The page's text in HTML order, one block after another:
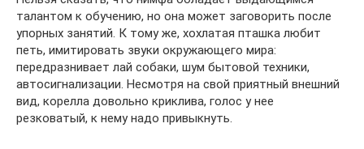
талантом к обучению, но она может заговорить после
упорных занятий. К тому же, хохлатая пташка любит
петь, имитировать звуки окружающего мира:
передразнивает лай собаки, шум бытовой техники,
автосигнализации. Несмотря на свой приятный внешний
вид, корелла довольно криклива, голос у нее
резковатый, к нему надо привыкнуть.